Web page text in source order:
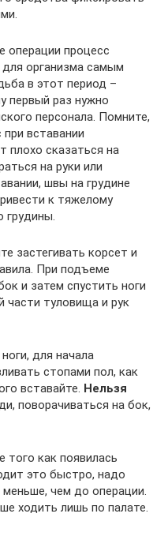
операции процесс
для организма самым
в этот период –
первый раз нужно
персонала. Помните,
при вставании
плохо сказаться на
на руки или
швы на грудине
к тяжелому
грудины.
застегивать корсет и
При подъеме
и затем спустить ноги
части туловища и рук
для начала
стопами пол, как
вставайте. Нельзя
поворачиваться на бок,
того как появилась
это быстро, надо
меньше, чем до операции.
ходить лишь по палате.